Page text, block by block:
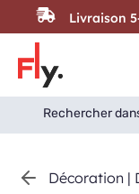
Passer au contenu
Search
for:
Search Button
Décoration |
Livraison